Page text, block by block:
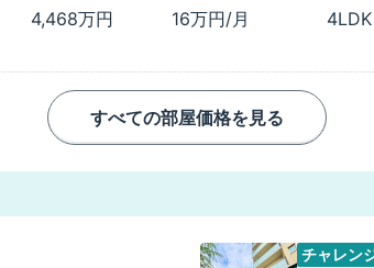
4,468万円 16万円/月 4LDK
すべての部屋価格を見る
チャレン